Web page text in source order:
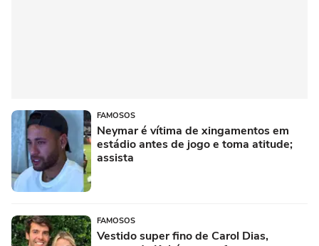
FAMOSOS
Neymar é vítima de xingamentos em
estádio antes de jogo e toma atitude;
assista
FAMOSOS
Vestido super fino de Carol Dias,